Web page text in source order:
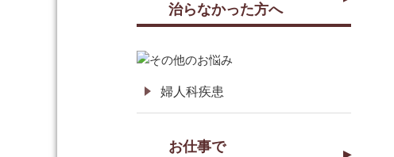
治らなかった方へ
婦人科疾患
お仕事で